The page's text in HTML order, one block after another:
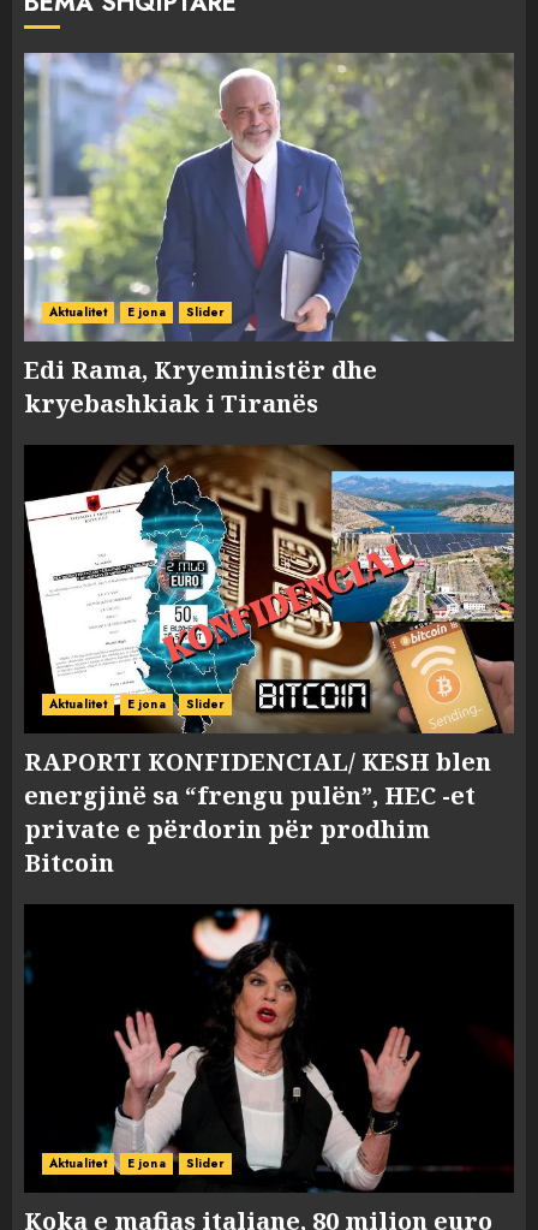
Aktualitet E jona Slider
Edi Rama, Kryeministër dhe
kryebashkiak i Tiranës
Aktualitet E jona Slider
RAPORTI KONFIDENCIAL/ KESH blen
energjinë sa “frengu pulën”, HEC -et
private e përdorin për prodhim
Bitcoin
Aktualitet E jona Slider
Koka e mafias italiane, 80 milion euro